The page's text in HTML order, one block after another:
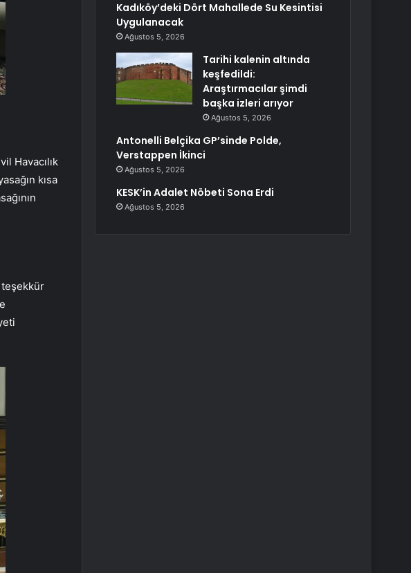
Havacılık
kısa
teşekkür
Kadıköy’deki Dört Mahallede Su Kesintisi
Uygulanacak
Ağustos 5, 2026
Tarihi kalenin altında
keşfedildi:
Araştırmacılar şimdi
başka izleri arıyor
Ağustos 5, 2026
Antonelli Belçika GP’sinde Polde,
Verstappen İkinci
Ağustos 5, 2026
KESK’in Adalet Nöbeti Sona Erdi
Ağustos 5, 2026